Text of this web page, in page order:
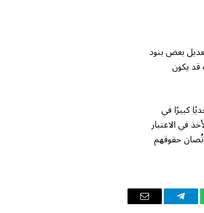
بعض بنود
قد يكون
كبيرًا في
في الاعتبار
تُصان حقوقهم
تيلقرام
البريد